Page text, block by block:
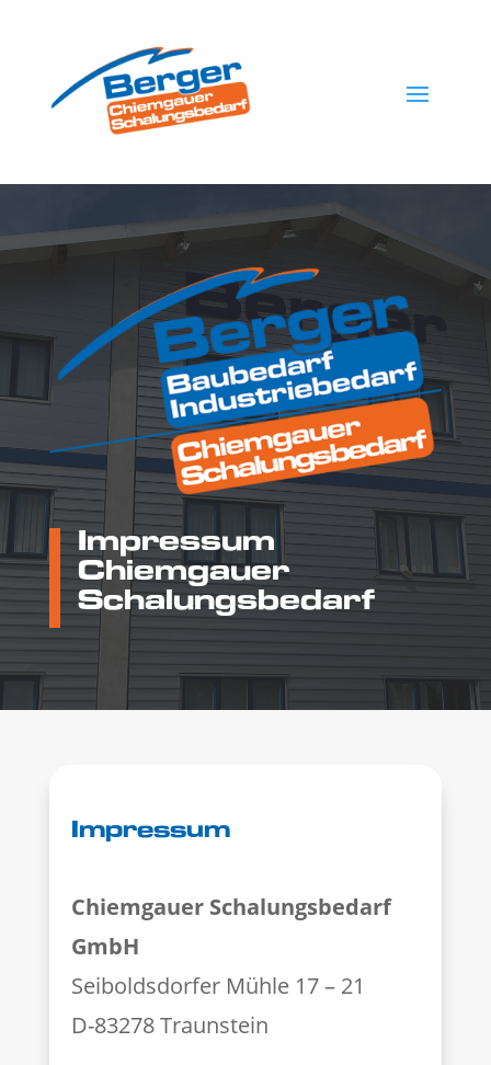
Impressum
Chiemgauer
Schalungsbedarf
Impressum
Chiemgauer Schalungsbedarf
GmbH
Seiboldsdorfer Mühle 17 – 21
D-83278 Traunstein